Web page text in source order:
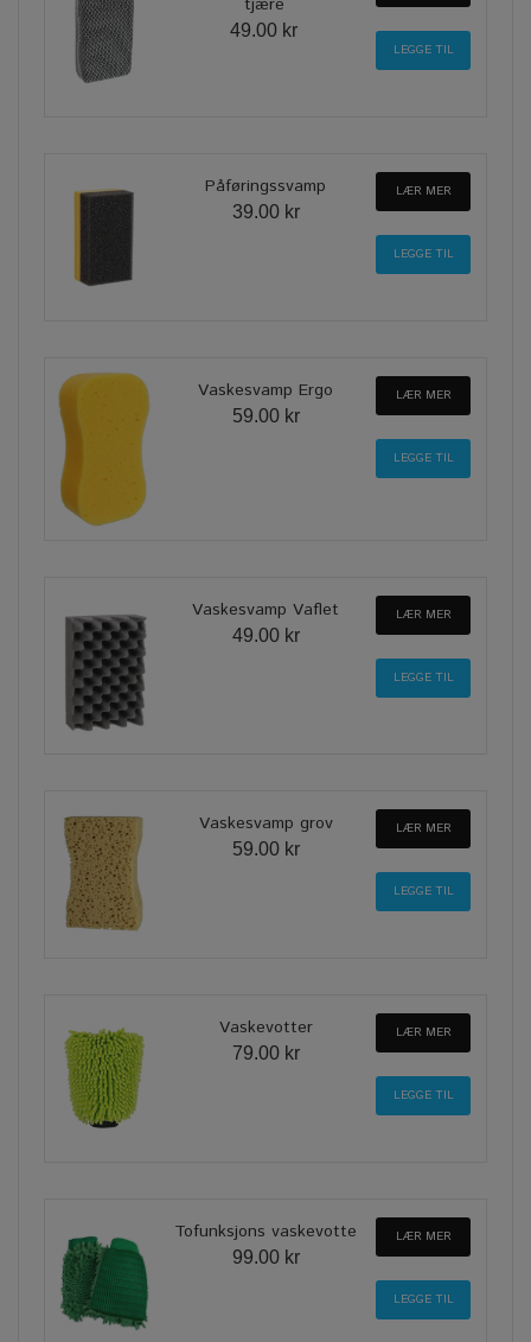
49.00 kr
Påføringssvamp
39.00 kr
LÆR MER
Vaskesvamp Ergo
59.00 kr
LÆR MER
Vaskesvamp Vaflet
49.00 kr
LÆR MER
Vaskesvamp grov
59.00 kr
LÆR MER
Vaskevotter
79.00 kr
LÆR MER
Tofunksjons vaskevotte
99.00 kr
LÆR MER